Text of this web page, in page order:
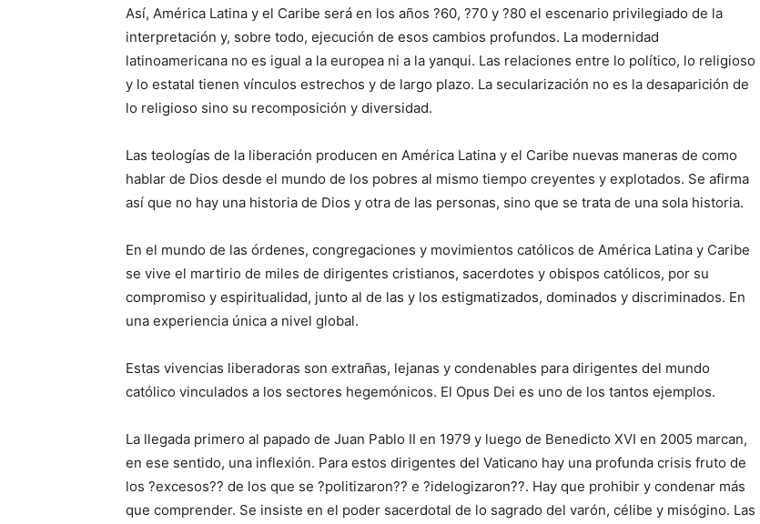
Así, América Latina y el Caribe será en los años ?60, ?70 y ?80 el escenario privilegiado de la
interpretación y, sobre todo, ejecución de esos cambios profundos. La modernidad
latinoamericana no es igual a la europea ni a la yanqui. Las relaciones entre lo político, lo religioso
y lo estatal tienen vínculos estrechos y de largo plazo. La secularización no es la desaparición de
lo religioso sino su recomposición y diversidad.
Las teologías de la liberación producen en América Latina y el Caribe nuevas maneras de como
hablar de Dios desde el mundo de los pobres al mismo tiempo creyentes y explotados. Se afirma
así que no hay una historia de Dios y otra de las personas, sino que se trata de una sola historia.
En el mundo de las órdenes, congregaciones y movimientos católicos de América Latina y Caribe
se vive el martirio de miles de dirigentes cristianos, sacerdotes y obispos católicos, por su
compromiso y espiritualidad, junto al de las y los estigmatizados, dominados y discriminados. En
una experiencia única a nivel global.
Estas vivencias liberadoras son extrañas, lejanas y condenables para dirigentes del mundo
católico vinculados a los sectores hegemónicos. El Opus Dei es uno de los tantos ejemplos.
La llegada primero al papado de Juan Pablo II en 1979 y luego de Benedicto XVI en 2005 marcan,
en ese sentido, una inflexión. Para estos dirigentes del Vaticano hay una profunda crisis fruto de
los ?excesos?? de los que se ?politizaron?? e ?idelogizaron??. Hay que prohibir y condenar más
que comprender. Se insiste en el poder sacerdotal de lo sagrado del varón, célibe y misógino. Las